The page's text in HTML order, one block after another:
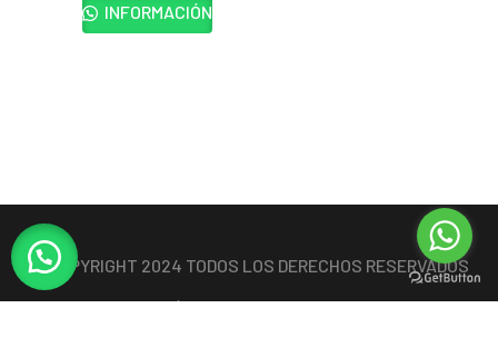
INFORMACIÓN
© COPYRIGHT 2024 TODOS LOS DERECHOS RESERVADOS
MAQUINARIA AGRÍCOLA PETERSDESIGN BYSALAZAR